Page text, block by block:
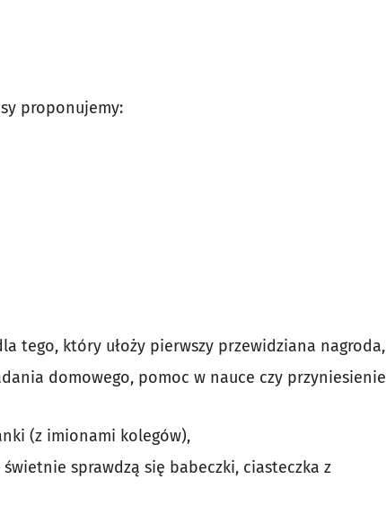
proponujemy:
tego, który ułoży pierwszy przewidziana nagroda,
domowego, pomoc w nauce czy przyniesienie
(z imionami kolegów),
sprawdzą się babeczki, ciasteczka z